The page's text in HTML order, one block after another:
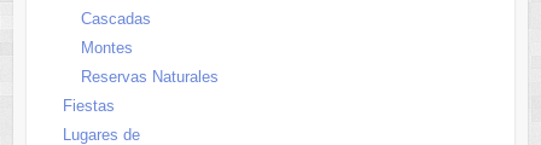
Cascadas
Montes
Reservas Naturales
Fiestas
Lugares de